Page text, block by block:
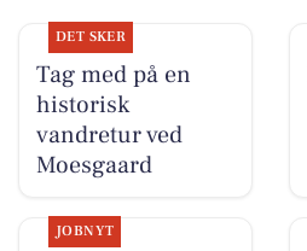
DET SKER
Tag med på en
historisk
vandretur ved
Moesgaard
JOBNYT